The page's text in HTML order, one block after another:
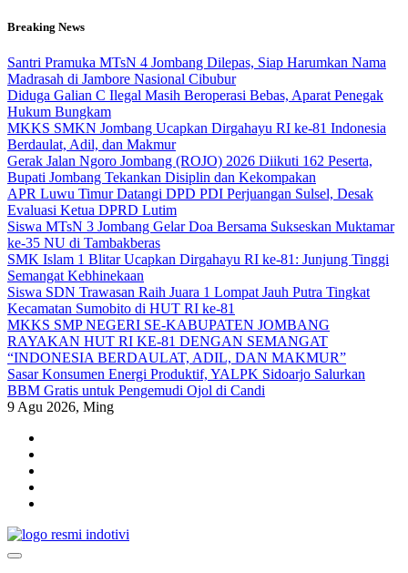
Skip
content
Breaking News
Santri Pramuka MTsN 4 Jombang Dilepas, Siap Harumkan Nama
Madrasah di Jambore Nasional Cibubur
Diduga Galian C Ilegal Masih Beroperasi Bebas, Aparat Penegak
Hukum Bungkam
MKKS SMKN Jombang Ucapkan Dirgahayu RI ke-81 Indonesia
Berdaulat, Adil, dan Makmur
Gerak Jalan Ngoro Jombang (ROJO) 2026 Diikuti 162 Peserta,
Bupati Jombang Tekankan Disiplin dan Kekompakan
APR Luwu Timur Datangi DPD PDI Perjuangan Sulsel, Desak
Evaluasi Ketua DPRD Lutim
Siswa MTsN 3 Jombang Gelar Doa Bersama Sukseskan Muktamar
ke-35 NU di Tambakberas
SMK Islam 1 Blitar Ucapkan Dirgahayu RI ke-81: Junjung Tinggi
Semangat Kebhinekaan
Siswa SDN Trawasan Raih Juara 1 Lompat Jauh Putra Tingkat
Kecamatan Sumobito di HUT RI ke-81
MKKS SMP NEGERI SE-KABUPATEN JOMBANG
RAYAKAN HUT RI KE-81 DENGAN SEMANGAT
“INDONESIA BERDAULAT, ADIL, DAN MAKMUR”
Sasar Konsumen Energi Produktif, YALPK Sidoarjo Salurkan
BBM Gratis untuk Pengemudi Ojol di Candi
9 Agu 2026, Ming